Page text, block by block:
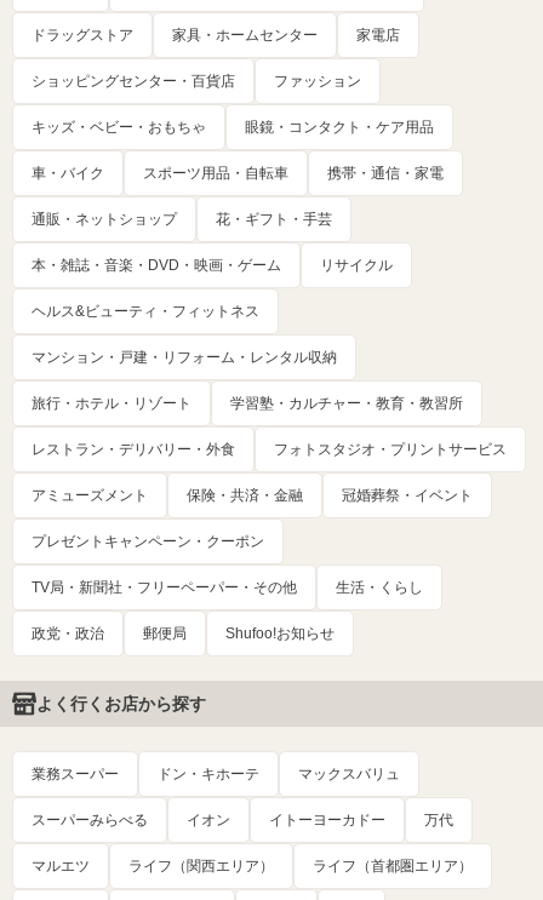
ドラッグストア 家具・ホームセンター 家電店
ショッピングセンター・百貨店 ファッション
キッズ・ベビー・おもちゃ 眼鏡・コンタクト・ケア用品
車・バイク スポーツ用品・自転車 携帯・通信・家電
通販・ネットショップ 花・ギフト・手芸
本・雑誌・音楽・DVD・映画・ゲーム リサイクル
ヘルス&ビューティ・フィットネス
マンション・戸建・リフォーム・レンタル収納
旅行・ホテル・リゾート 学習塾・カルチャー・教育・教習所
レストラン・デリバリー・外食 フォトスタジオ・プリントサービス
アミューズメント 保険・共済・金融 冠婚葬祭・イベント
プレゼントキャンペーン・クーポン
TV局・新聞社・フリーペーパー・その他 生活・くらし
政党・政治 郵便局 Shufoo!お知らせ
よく行くお店から探す
業務スーパー ドン・キホーテ マックスバリュ
スーパーみらべる イオン イトーヨーカドー 万代
マルエツ ライフ（関西エリア） ライフ（首都圏エリア）